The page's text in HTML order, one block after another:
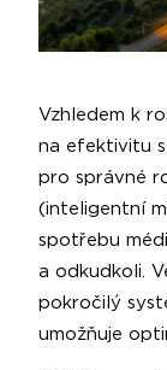
Vzhledem k
na efektivitu
pro správné
(inteligentní
spotřebu
a odkudkoli.
pokročilý
umožňuje